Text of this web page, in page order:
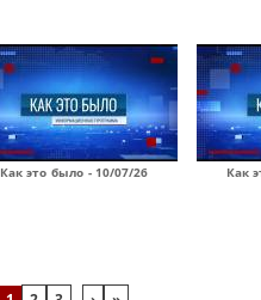
Как это было - 10/07/26 Как